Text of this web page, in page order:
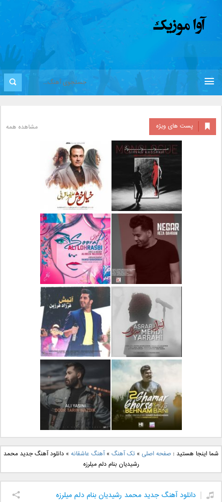
پست های ویژه مشاهده همه
دانلود آلبوم جدید سیروان
خسروی بنام مونولوگ
دانلود آهنگ جدید علیرضا
قربانی بنام خیال خوش
دانلود آهنگ جدید رضا
بهرام بنام نگار
دانلود آهنگ جدید علی
لهراسبی بنام صورت
دانلود آهنگ جدید مهدی
یراحی بنام اسرار
دانلود آهنگ جدید فرزاد
فرزین بنام آتیش
دانلود آهنگ جدید بهنام
بانی بنام قرص قمر 2
دانلود آهنگ جدید علی
یاسینی بنام دورترین نزدیک
شما اینجا هستید :صفحه اصلی »تک آهنگ »آهنگ عاشقانه »دانلود آهنگ جدید محمد
رشیدیان بنام دلم میلرزه
دانلود آهنگ جدید محمد رشیدیان بنام دلم میلرزه